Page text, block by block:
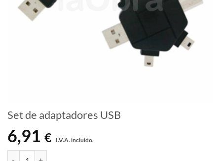
Set de adaptadores USB
6,91 € I.V.A. incluido.